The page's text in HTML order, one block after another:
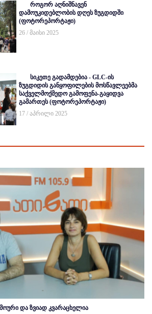
როგორ აღნიშნავენ
დამოუკიდებლობის დღეს ზუგდიდში
(ფოტორეპორტაჟი)
26 / მაისი 2025
სიკეთე გადამდებია - GLC-ის
ზუგდიდის განყოფილების მოსწავლეებმა
საქველმოქმედო გამოფენა-გაყიდვა
გამართეს (ფოტორეპორტაჟი)
17 / აპრილი 2025
და ზვიად კვარაცხელია